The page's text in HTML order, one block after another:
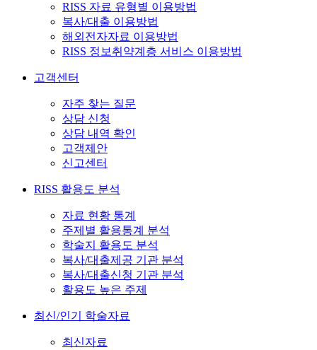
RISS 자료 유형별 이용방법
복사/대출 이용방법
해외전자자료 이용방법
RISS 정보취약계층 서비스 이용방법
고객센터
자주 찾는 질문
상담 신청
상담 내역 확인
고객제안
신고센터
RISS 활용도 분석
자료 현황 통계
주제별 활용통계 분석
학술지 활용도 분석
복사/대출제공 기관 분석
복사/대출신청 기관 분석
활용도 높은 주제
최신/인기 학술자료
최신자료